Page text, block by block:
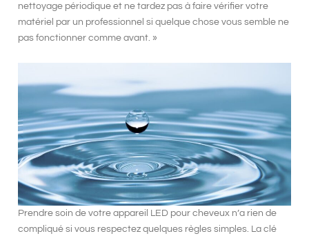
nettoyage périodique et ne tardez pas à faire vérifier votre
matériel par un professionnel si quelque chose vous semble ne
pas fonctionner comme avant. »
Prendre soin de votre appareil LED pour cheveux n’a rien de
compliqué si vous respectez quelques règles simples. La clé